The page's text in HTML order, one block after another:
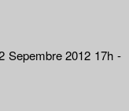
Sepembre 2012 17h -